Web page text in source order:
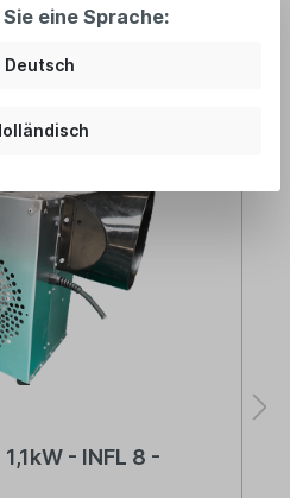
- INFL 8 -
eine Sprache:
Deutsch